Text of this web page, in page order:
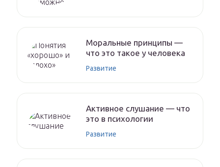
Моральные принципы —
что это такое у человека
Развитие
Активное слушание — что
это в психологии
Развитие